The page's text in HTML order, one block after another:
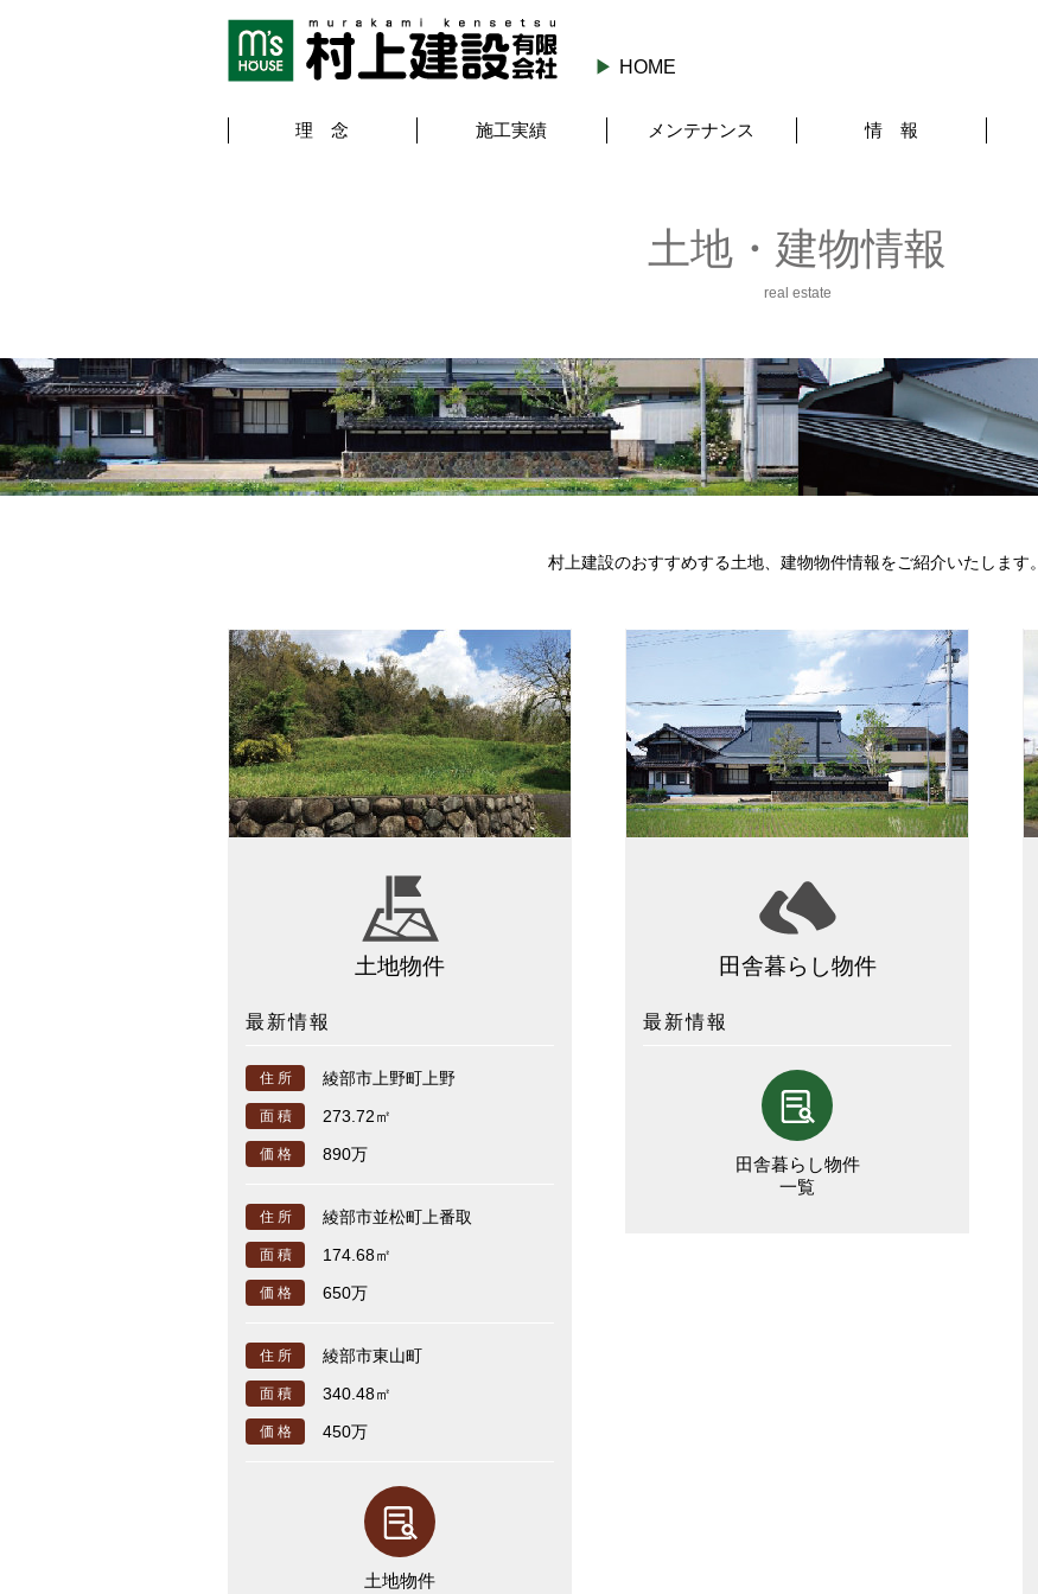
HOME
理 念 施工実績 メンテナンス 情 報
土地・建物情報
real estate
村上建設のおすすめする土地、建物物件情報をご紹介いたします。
土地物件
最新情報
住 所 綾部市上野町上野
面 積 273.72㎡
価 格 890万
住 所 綾部市並松町上番取
面 積 174.68㎡
価 格 650万
住 所 綾部市東山町
面 積 340.48㎡
価 格 450万
土地物件
田舎暮らし物件
最新情報
田舎暮らし物件
一覧